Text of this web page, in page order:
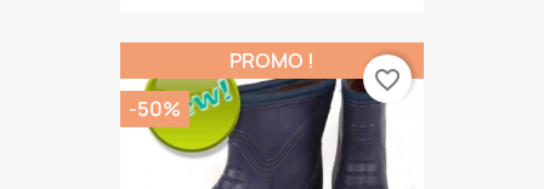
PROMO !
-50%
favorite_border